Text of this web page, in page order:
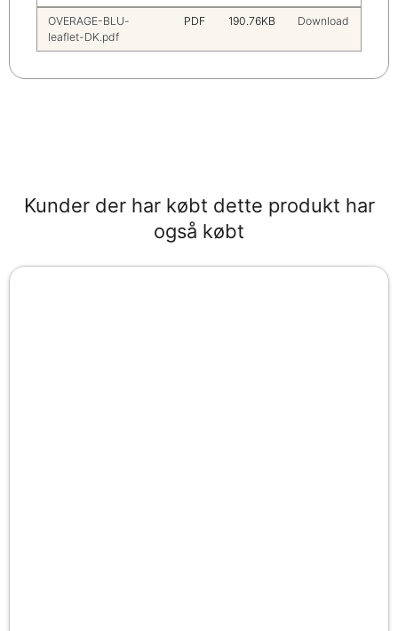
OVERAGE-BLU-
leaflet-DK.pdf
PDF 190.76KB Download
Kunder der har købt dette produkt har
også købt